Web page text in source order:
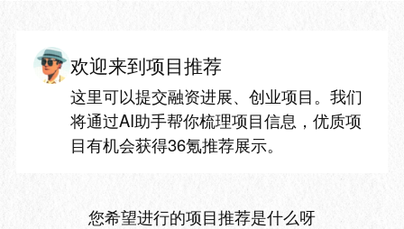
欢迎来到项目推荐
这里可以提交融资进展、创业项目。我们
将通过AI助手帮你梳理项目信息，优质项
目有机会获得36氪推荐展示。
您希望进行的项目推荐是什么呀